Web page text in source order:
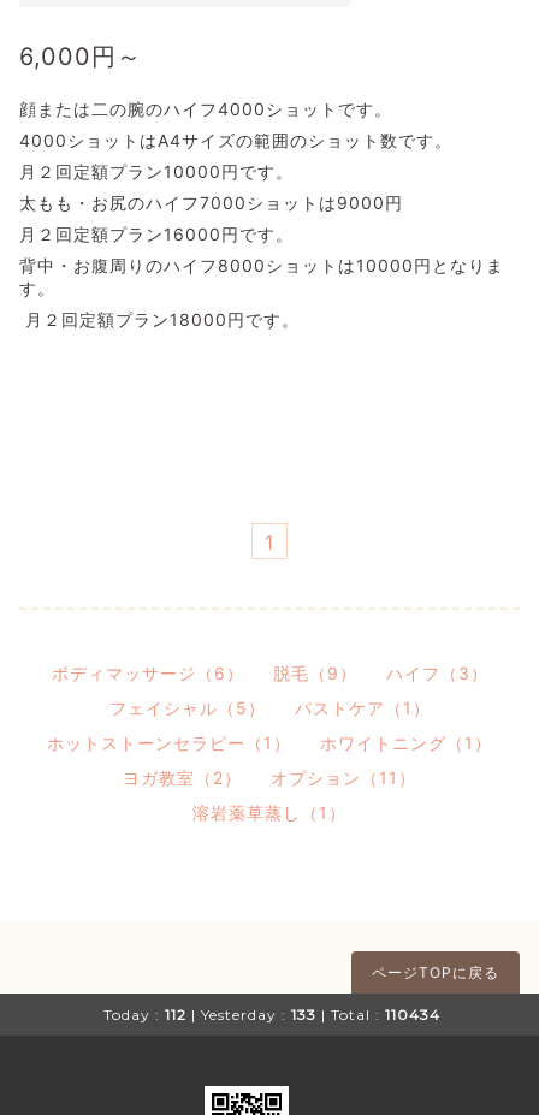
6,000円～
顔または二の腕のハイフ4000ショットです。
4000ショットはA4サイズの範囲のショット数です。
月２回定額プラン10000円です。
太もも・お尻のハイフ7000ショットは9000円
月２回定額プラン16000円です。
背中・お腹周りのハイフ8000ショットは10000円となりま
す。
月２回定額プラン18000円です。
1
ボディマッサージ（6） 脱毛（9）
ハイフ（3）
フェイシャル（5）
バストケア（1）
ホットストーンセラピー（1）
ホワイトニング（1）
ヨガ教室（2）
オプション（11）
溶岩薬草蒸し（1）
ページTOPに戻る
Today : 112 | Yesterday : 133 | Total : 110434